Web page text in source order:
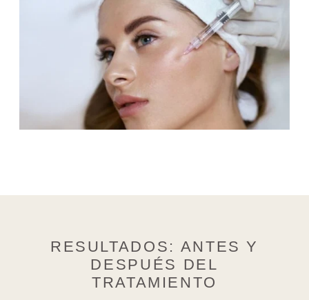
RESULTADOS: ANTES Y
DESPUÉS DEL
TRATAMIENTO